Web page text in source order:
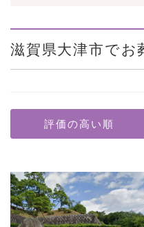
滋賀県大津市でお